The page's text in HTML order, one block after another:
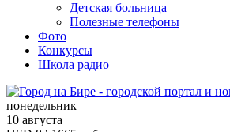
Детская больница
Полезные телефоны
Фото
Конкурсы
Школа радио
понедельник
10 августа